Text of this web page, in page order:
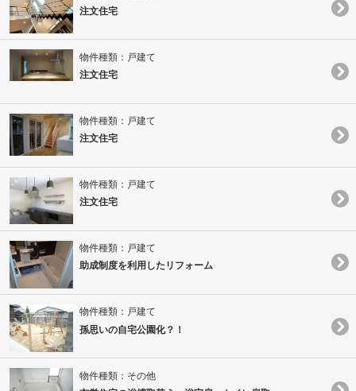
注文住宅
物件種類：戸建て
注文住宅
物件種類：戸建て
注文住宅
物件種類：戸建て
注文住宅
物件種類：戸建て
助成制度を利用したリフォーム
物件種類：戸建て
孫思いの自宅公園化？！
物件種類：その他